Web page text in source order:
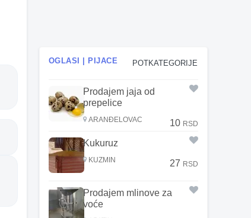
POTKATEGORIJE
OGLASI | PIJACE
Prodajem jaja od
prepelice
ARANĐELOVAC 10 RSD
Kukuruz
KUZMIN 27 RSD
Prodajem mlinove za
voće